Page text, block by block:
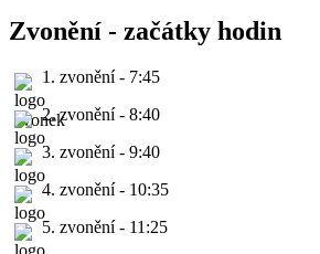
Zvonění - začátky hodin
1. zvonění - 7:45
2. zvonění - 8:40
3. zvonění - 9:40
4. zvonění - 10:35
5. zvonění - 11:25